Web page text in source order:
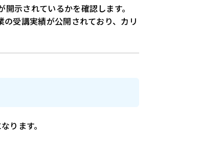
示されているかを確認します。
受講実績が公開されており、カリ
ります。